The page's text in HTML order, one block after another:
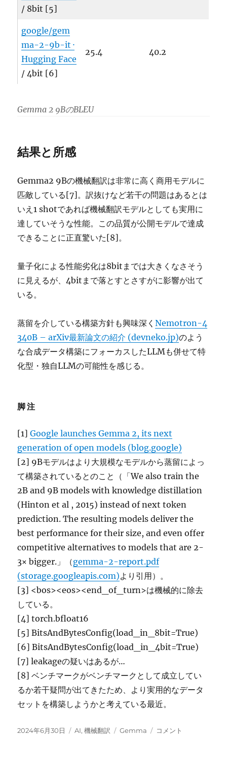
/ 8bit [5]
google/gem
ma-2-9b-it ·
Hugging Face
/ 4bit [6]
25.4 40.2
Gemma 2 9BのBLEU
結果と所感
Gemma2 9Bの機械翻訳は非常に高く商用モデルに
匹敵している[7]。訳抜けなど若干の問題はあるとは
いえ1 shotであれば機械翻訳モデルとしても実用に
達していそうな性能。この品質が公開モデルで達成
できることに正直驚いた[8]。
量子化による性能劣化は8bitまでは大きくなさそう
に見えるが、4bitまで落とすとさすがに影響が出て
いる。
蒸留を介している構築方針も興味深くNemotron-4
340B – arXiv最新論文の紹介 (devneko.jp)のよう
な合成データ構築にフォーカスしたLLMも併せて特
化型・独自LLMの可能性を感じる。
脚注
[1]Google launches Gemma 2, its next
generation of open models (blog.google)
[2] 9Bモデルはより大規模なモデルから蒸留によっ
て構築されているとのこと（「We also train the
2B and 9B models with knowledge distillation
(Hinton et al , 2015) instead of next token
prediction. The resulting models deliver the
best performance for their size, and even offer
competitive alternatives to models that are 2-
3× bigger.」（gemma-2-report.pdf
(storage.googleapis.com)より引用）。
[3] <bos><eos><end_of_turn>は機械的に除去
している。
[4] torch.bfloat16
[5] BitsAndBytesConfig(load_in_8bit=True)
[6] BitsAndBytesConfig(load_in_4bit=True)
[7] leakageの疑いはあるが…
[8] ベンチマークがベンチマークとして成立してい
るか若干疑問が出てきたため、より実用的なデータ
セットを構築しようかと考えている最近。
投
2024年6月30日
カ
AI,機械翻訳
タ
Gemma
Gemma
コメント